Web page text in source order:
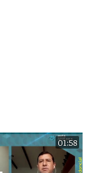
01:58